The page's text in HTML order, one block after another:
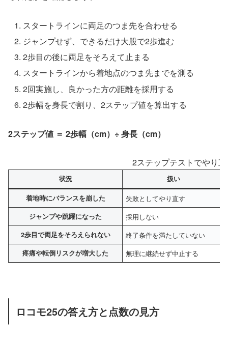
スタートラインに両足のつま先を合わせる
ジャンプせず、できるだけ大股で2歩進む
2歩目の後に両足をそろえて止まる
スタートラインから着地点のつま先までを測る
2回実施し、良かった方の距離を採用する
2歩幅を身長で割り、2ステップ値を算出する
2ステップ値 ＝ 2歩幅（cm）÷ 身長（cm）
2ステップテストでやり
状況 扱い
着地時にバランスを崩した 失敗としてやり直す
ジャンプや跳躍になった 採用しない
2歩目で両足をそろえられない 終了条件を満たしていない
疼痛や転倒リスクが増大した 無理に継続せず中止する
ロコモ25の答え方と点数の見方